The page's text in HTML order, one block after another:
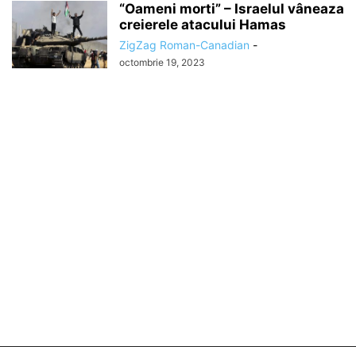
“Oameni morti” – Israelul vâneaza
creierele atacului Hamas
ZigZag Roman-Canadian -
octombrie 19, 2023